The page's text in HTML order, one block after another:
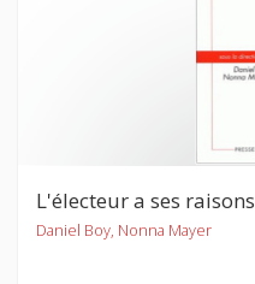
L'électeur a ses raisons
Daniel Boy, Nonna Mayer